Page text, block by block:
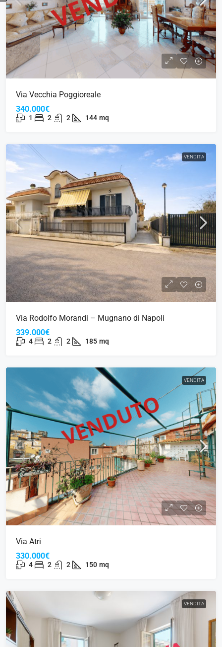
Via Vecchia Poggioreale
340.000€
1 2 2 144 mq
VENDITA
Via Rodolfo Morandi – Mugnano di Napoli
339.000€
4 2 2 185 mq
VENDITA
Via Atri
330.000€
4 2 2 150 mq
VENDITA